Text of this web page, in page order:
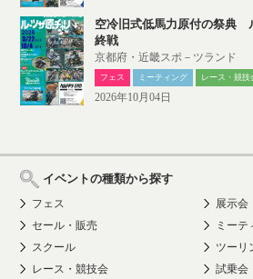
空冷旧式低馬力原付の祭典
終戦
京都府・近畿スポ－ツランド
フェス ミーティング レース・競技
2026年10月04日
イベントの種類から探す
フェス
展示会
セール・販売
ミーテ
スクール
ツーリ
レース・競技会
試乗会